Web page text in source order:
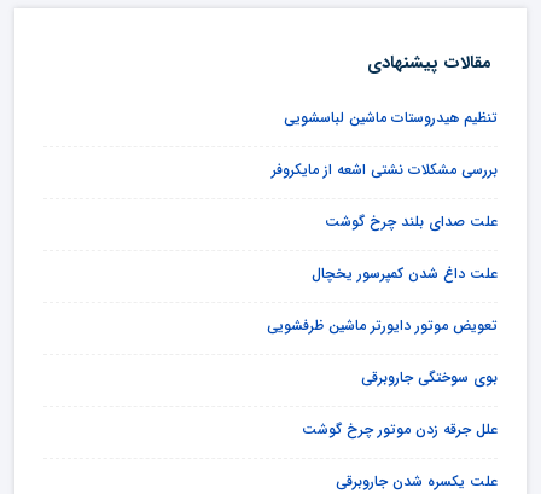
مقالات پیشنهادی
تنظیم هیدروستات ماشین لباسشویی
بررسی مشکلات نشتی اشعه از مایکروفر
علت صدای بلند چرخ گوشت
علت داغ شدن کمپرسور یخچال
تعویض موتور دایورتر ماشین ظرفشویی
بوی سوختگی جاروبرقی
علل جرقه زدن موتور چرخ گوشت
علت یکسره شدن جاروبرقی